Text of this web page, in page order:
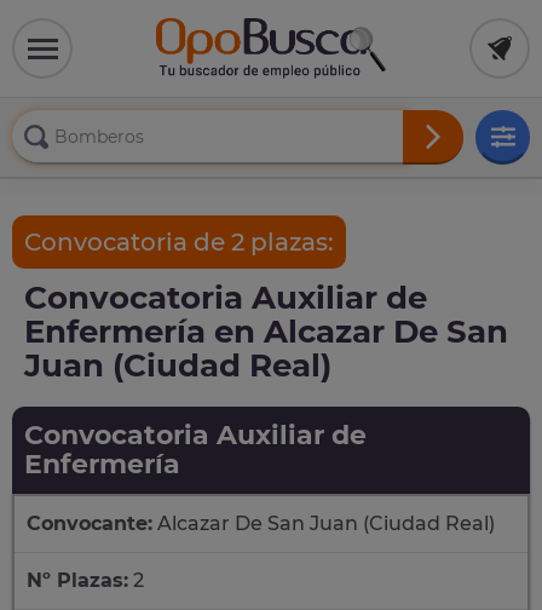
Convocatoria de 2 plazas:
Convocatoria Auxiliar de
Enfermería en Alcazar De San
Juan (Ciudad Real)
Convocatoria Auxiliar de
Enfermería
Convocante: Alcazar De San Juan (Ciudad Real)
Nº Plazas: 2